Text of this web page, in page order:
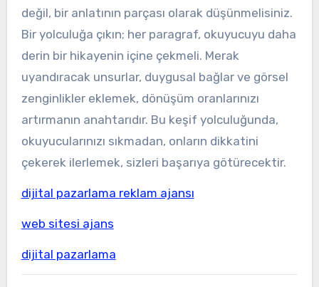
değil, bir anlatının parçası olarak düşünmelisiniz.
Bir yolculuğa çıkın; her paragraf, okuyucuyu daha
derin bir hikayenin içine çekmeli. Merak
uyandıracak unsurlar, duygusal bağlar ve görsel
zenginlikler eklemek, dönüşüm oranlarınızı
artırmanın anahtarıdır. Bu keşif yolculuğunda,
okuyucularınızı sıkmadan, onların dikkatini
çekerek ilerlemek, sizleri başarıya götürecektir.
dijital pazarlama reklam ajansı
web sitesi ajans
dijital pazarlama